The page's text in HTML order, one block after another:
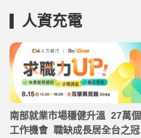
人資充電
南部就業市場穩健升溫 27萬個
工作機會 職缺成長居全台之冠